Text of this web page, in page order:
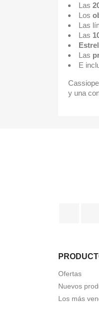
Las
Los
Las
Las
Las
E
y una
Ofertas
Nuevos
Los más